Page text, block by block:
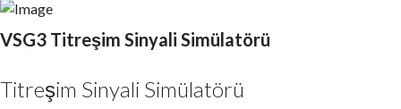
VSG3 Titreşim Sinyali Simülatörü
Titreşim Sinyali Simülatörü